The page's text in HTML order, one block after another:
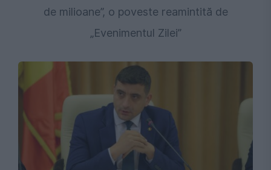
de milioane”, o poveste reamintită de
„Evenimentul Zilei”